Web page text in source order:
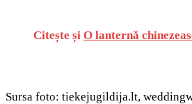
Citește și O lanternă
Sursa foto: tiekejugildija.lt,